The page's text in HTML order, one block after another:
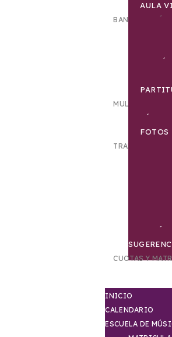
AULA
BANDA DE
MULTIMEDIA
VÍDEOS
FOTOS
TRANSPARENCIA
BUZÓN
CUOTAS Y
INICIO
CALENDARIO
ESCUELA DE